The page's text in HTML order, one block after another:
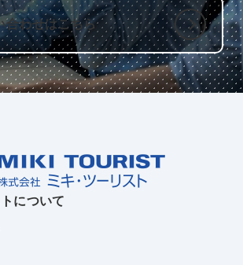
合わせはこちら
について